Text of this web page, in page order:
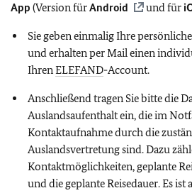
App (Version fürAndroid und für
Sie geben einmalig Ihre
und erhalten per Mail einen
IhrenELEFAND-Account.
Anschließend tragen Sie bitte die
Auslandsaufenthalt ein, die im
Kontaktaufnahme durch die
Auslandsvertretung sind. Dazu
Kontaktmöglichkeiten, geplante
und die geplante Reisedauer. Es